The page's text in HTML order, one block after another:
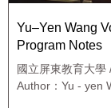
Yu–Yen Wang
Program Notes
國立屏東教育大學
Author：Yu - yen